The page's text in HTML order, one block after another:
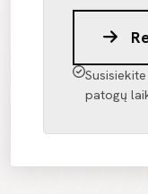
patogų